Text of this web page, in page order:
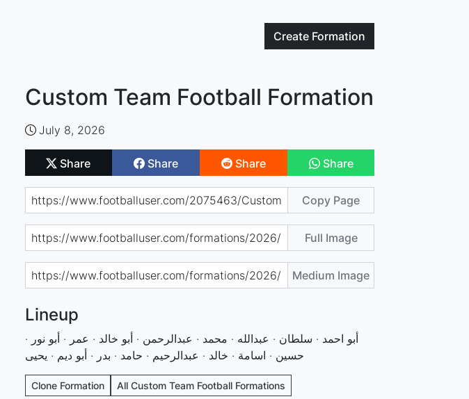
Create Formation
Custom Team Football Formation
July 8, 2026
Share Share Share Share
Copy Page
Full Image
Medium Image
Lineup
أبو احمد · سلطان · عبدالله · محمد · عبدالرحمن · أبو خالد · عمر · أبو نور ·
حسين · اسامة · خالد · عبدالرحيم · حامد · بدر · أبو ديم · يحيى
Clone Formation All Custom Team Football Formations